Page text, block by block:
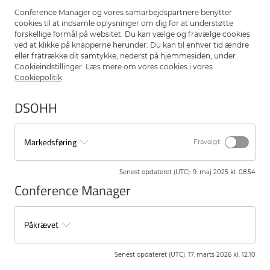
Tilmeld dig her
Bemærk venligst fortrydelsesfristen, som er d. 1. august 2025. Efter
denne dato vil det IKKE være muligt at få kursusgebyret retur, idet vi
skal betale for værelser m.m.
deling af navn og firma til industrien.
Årets program
Conference Manager og vores samarbejdspartnere benytter
cookies til at indsamle oplysninger om dig for at understøtte
forskellige formål på websitet. Du kan vælge og fravælge cookies
ved at klikke på knapperne herunder. Du kan til enhver tid ændre
eller fratrække dit samtykke, nederst på hjemmesiden, under
Cookieindstillinger. Læs mere om vores cookies i vores
Cookiepolitik
DSOHH
Markedsføring Fravalgt
Senest opdateret (UTC): 9. maj 2025 kl. 08.54
Conference Manager
Påkrævet
Senest opdateret (UTC): 17. marts 2026 kl. 12.10